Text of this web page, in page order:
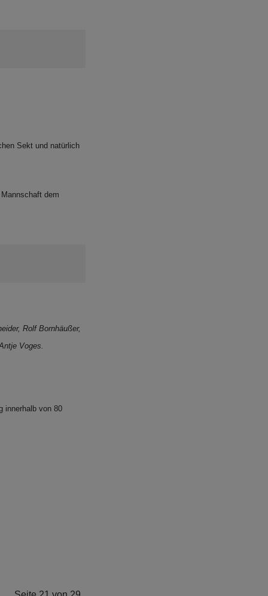
Sekt und natürlich
dem
Rolf Bornhäußer,
Voges.
innerhalb von 80